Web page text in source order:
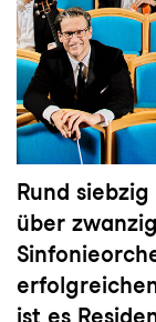
Rund
über